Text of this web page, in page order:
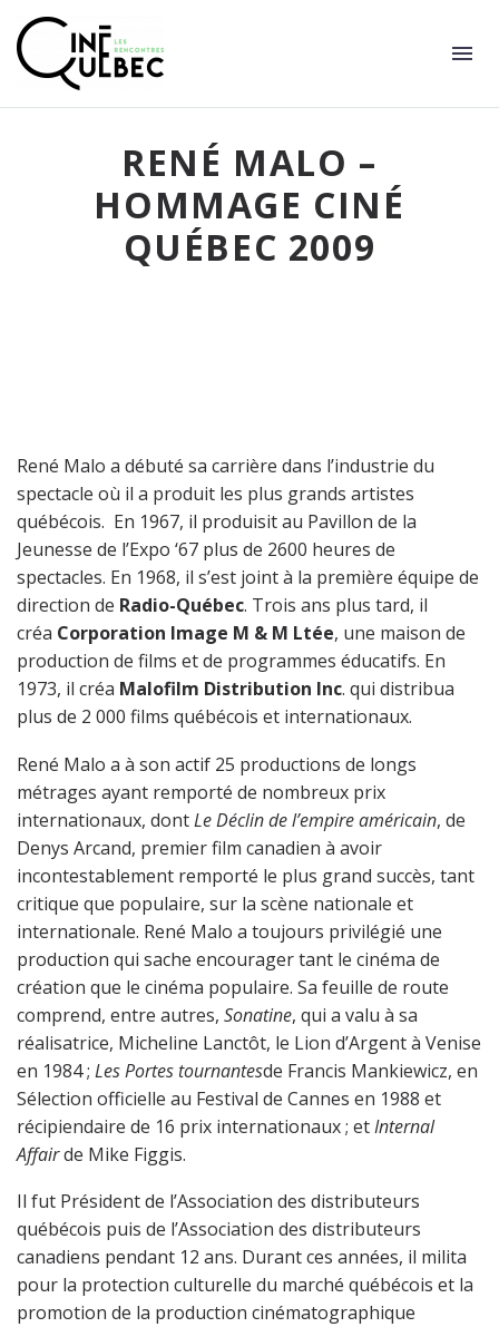
RENÉ MALO –
HOMMAGE CINÉ
QUÉBEC 2009
René Malo a débuté sa carrière dans l’industrie du
spectacle où il a produit les plus grands artistes
québécois. En 1967, il produisit au Pavillon de la
Jeunesse de l’Expo ‘67 plus de 2600 heures de
spectacles. En 1968, il s’est joint à la première équipe de
direction de Radio-Québec. Trois ans plus tard, il
créa Corporation Image M & M Ltée, une maison de
production de films et de programmes éducatifs. En
1973, il créa Malofilm Distribution Inc. qui distribua
plus de 2 000 films québécois et internationaux.
René Malo a à son actif 25 productions de longs
métrages ayant remporté de nombreux prix
internationaux, dontLe Déclin de l’empire américain, de
Denys Arcand, premier film canadien à avoir
incontestablement remporté le plus grand succès, tant
critique que populaire, sur la scène nationale et
internationale. René Malo a toujours privilégié une
production qui sache encourager tant le cinéma de
création que le cinéma populaire. Sa feuille de route
comprend, entre autres, Sonatine, qui a valu à sa
réalisatrice, Micheline Lanctôt, le Lion d’Argent à Venise
en 1984 ; Les Portes tournantesde Francis Mankiewicz, en
Sélection officielle au Festival de Cannes en 1988 et
récipiendaire de 16 prix internationaux ; etInternal
Affairde Mike Figgis.
Il fut Président de l’Association des distributeurs
québécois puis de l’Association des distributeurs
canadiens pendant 12 ans. Durant ces années, il milita
pour la protection culturelle du marché québécois et la
promotion de la production cinématographique